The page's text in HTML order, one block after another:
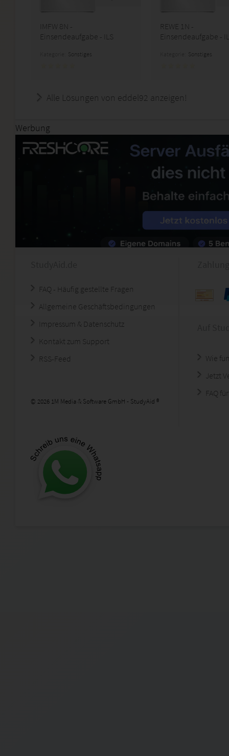
IMFW 8N -
Einsendeaufgabe - ILS
Sonstiges
REWE 1N -
Einsendeaufgabe -
Sonstiges
Alle Lösungen von eddel92 anzeigen!
Werbung
FAQ - Häufig gestellte Fragen
Allgemeine Geschäftsbedingungen
Impressum & Datenschutz
Kontakt zum Support
RSS-Feed
© 2026 1M Media & Software GmbH - StudyAid ®
Wie
Jetzt
FAQ